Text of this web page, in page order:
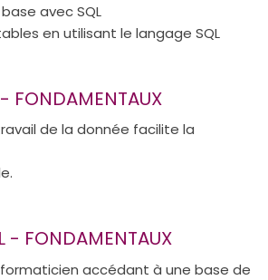
avec SQL
en utilisant le langage SQL
FONDAMENTAUX
de la donnée facilite la
- FONDAMENTAUX
accédant à une base de